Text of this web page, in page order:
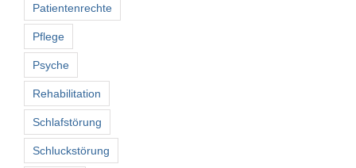
Patientenrechte
Pflege
Psyche
Rehabilitation
Schlafstörung
Schluckstörung